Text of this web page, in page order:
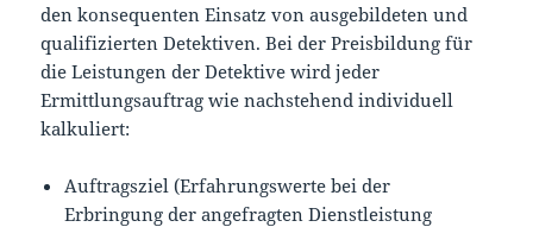
den konsequenten Einsatz von ausgebildeten und
qualifizierten Detektiven. Bei der Preisbildung für
die Leistungen der Detektive wird jeder
Ermittlungsauftrag wie nachstehend individuell
kalkuliert:
Auftragsziel (Erfahrungswerte bei der
Erbringung der angefragten Dienstleistung